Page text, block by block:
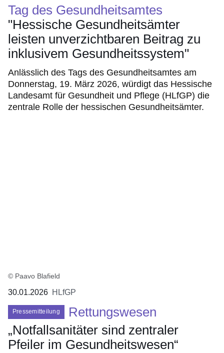
Tag des Gesundheitsamtes
"Hessische Gesundheitsämter
leisten unverzichtbaren Beitrag zu
inklusivem Gesundheitssystem"
Anlässlich des Tags des Gesundheitsamtes am
Donnerstag, 19. März 2026, würdigt das Hessische
Landesamt für Gesundheit und Pflege (HLfGP) die
zentrale Rolle der hessischen Gesundheitsämter.
© Paavo Blafield
30.01.2026 HLfGP
Pressemitteilung
Rettungswesen
„Notfallsanitäter sind zentraler
Pfeiler im Gesundheitswesen“